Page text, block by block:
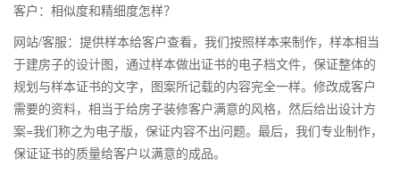
客户：相似度和精细度怎样？
网站/客服：提供样本给客户查看，我们按照样本来制作，样本相当
于建房子的设计图，通过样本做出证书的电子档文件，保证整体的
规划与样本证书的文字，图案所记载的内容完全一样。修改成客户
需要的资料，相当于给房子装修客户满意的风格，然后给出设计方
案=我们称之为电子版，保证内容不出问题。最后，我们专业制作，
保证证书的质量给客户以满意的成品。